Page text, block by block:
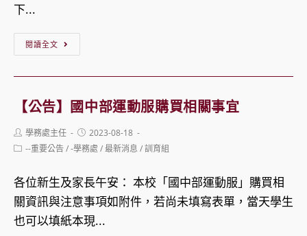
線
下...
閱讀全文
112
學
年
度
第
一
學
期
【公告】國中部運動服購買相關事宜
Post
author:
學務處主任
Post
published:
2023-08-18
Post--重要公告/-學務處 /最新消息 /訓育組
各位新生及家長午安： 本校「國中部運動服」購買相
關資訊與注意事項如附件，若尚未填寫表單，當天學生
也可以填紙本現...